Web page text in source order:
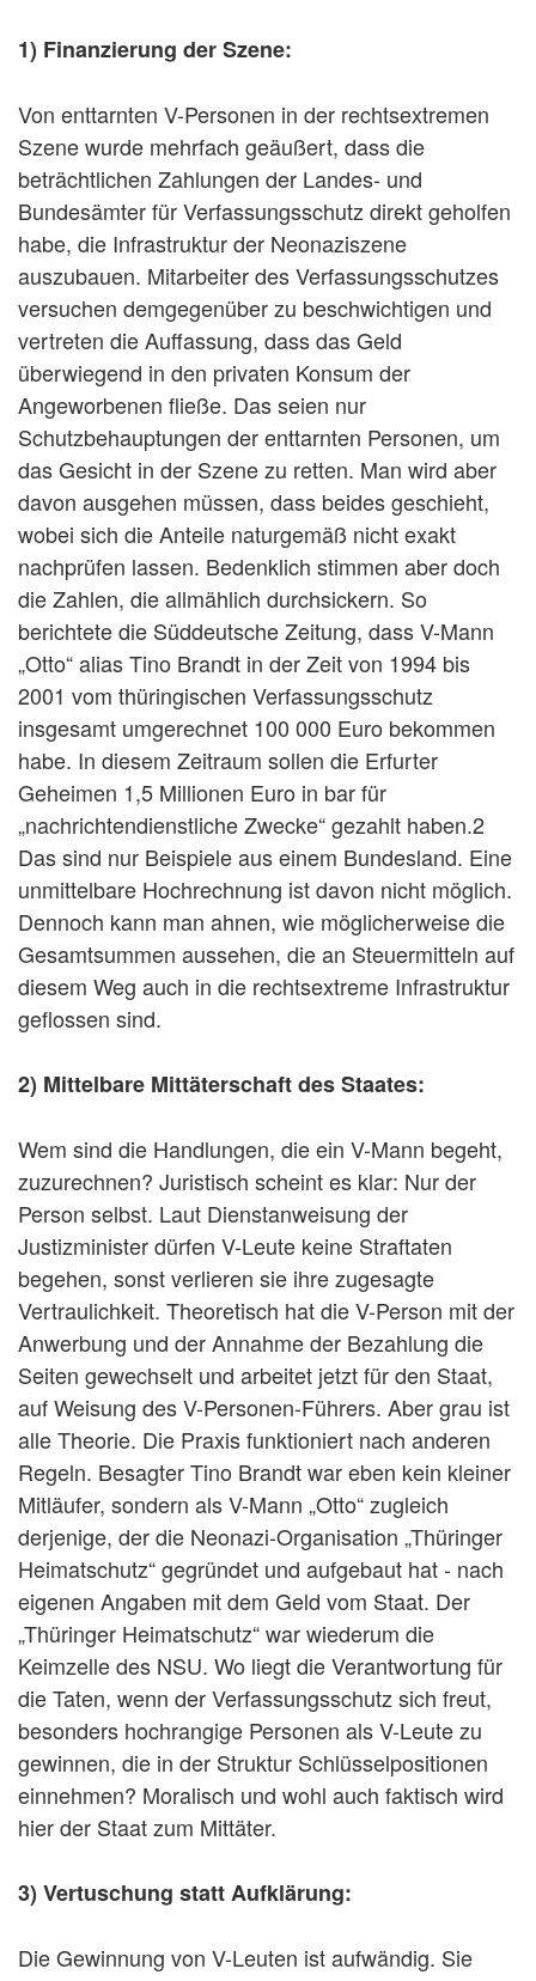
1) Finanzierung der Szene:
Von enttarnten V-Personen in der rechtsextremen
Szene wurde mehrfach geäußert, dass die
beträchtlichen Zahlungen der Landes- und
Bundesämter für Verfassungsschutz direkt geholfen
habe, die Infrastruktur der Neonaziszene
auszubauen. Mitarbeiter des Verfassungsschutzes
versuchen demgegenüber zu beschwichtigen und
vertreten die Auffassung, dass das Geld
überwiegend in den privaten Konsum der
Angeworbenen fließe. Das seien nur
Schutzbehauptungen der enttarnten Personen, um
das Gesicht in der Szene zu retten. Man wird aber
davon ausgehen müssen, dass beides geschieht,
wobei sich die Anteile naturgemäß nicht exakt
nachprüfen lassen. Bedenklich stimmen aber doch
die Zahlen, die allmählich durchsickern. So
berichtete die Süddeutsche Zeitung, dass V-Mann
„Otto“ alias Tino Brandt in der Zeit von 1994 bis
2001 vom thüringischen Verfassungsschutz
insgesamt umgerechnet 100 000 Euro bekommen
habe. In diesem Zeitraum sollen die Erfurter
Geheimen 1,5 Millionen Euro in bar für
„nachrichtendienstliche Zwecke“ gezahlt haben.2
Das sind nur Beispiele aus einem Bundesland. Eine
unmittelbare Hochrechnung ist davon nicht möglich.
Dennoch kann man ahnen, wie möglicherweise die
Gesamtsummen aussehen, die an Steuermitteln auf
diesem Weg auch in die rechtsextreme Infrastruktur
geflossen sind.
2) Mittelbare Mittäterschaft des Staates:
Wem sind die Handlungen, die ein V-Mann begeht,
zuzurechnen? Juristisch scheint es klar: Nur der
Person selbst. Laut Dienstanweisung der
Justizminister dürfen V-Leute keine Straftaten
begehen, sonst verlieren sie ihre zugesagte
Vertraulichkeit. Theoretisch hat die V-Person mit der
Anwerbung und der Annahme der Bezahlung die
Seiten gewechselt und arbeitet jetzt für den Staat,
auf Weisung des V-Personen-Führers. Aber grau ist
alle Theorie. Die Praxis funktioniert nach anderen
Regeln. Besagter Tino Brandt war eben kein kleiner
Mitläufer, sondern als V-Mann „Otto“ zugleich
derjenige, der die Neonazi-Organisation „Thüringer
Heimatschutz“ gegründet und aufgebaut hat - nach
eigenen Angaben mit dem Geld vom Staat. Der
„Thüringer Heimatschutz“ war wiederum die
Keimzelle des NSU. Wo liegt die Verantwortung für
die Taten, wenn der Verfassungsschutz sich freut,
besonders hochrangige Personen als V-Leute zu
gewinnen, die in der Struktur Schlüsselpositionen
einnehmen? Moralisch und wohl auch faktisch wird
hier der Staat zum Mittäter.
3) Vertuschung statt Aufklärung:
Die Gewinnung von V-Leuten ist aufwändig. Sie